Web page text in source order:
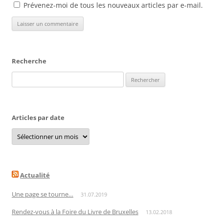
Prévenez-moi de tous les nouveaux articles par e-mail.
Recherche
Articles par date
Articles
par
date
Actualité
Une page se tourne… 31.07.2019
Rendez-vous à la Foire du Livre de Bruxelles 13.02.2018